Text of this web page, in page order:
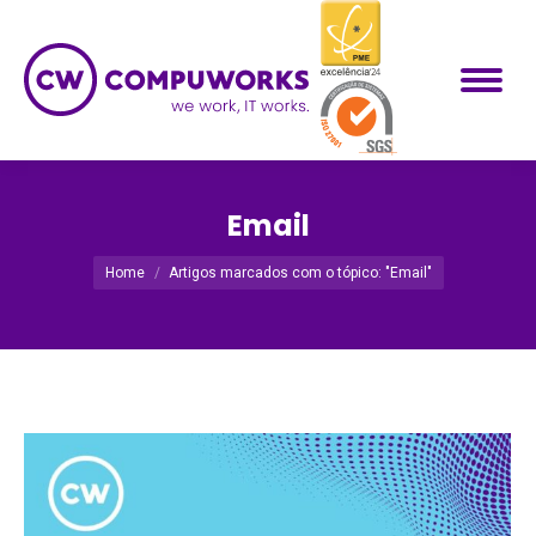
Email
Você está aqui:
Home Artigos marcados com o tópico: "Email"